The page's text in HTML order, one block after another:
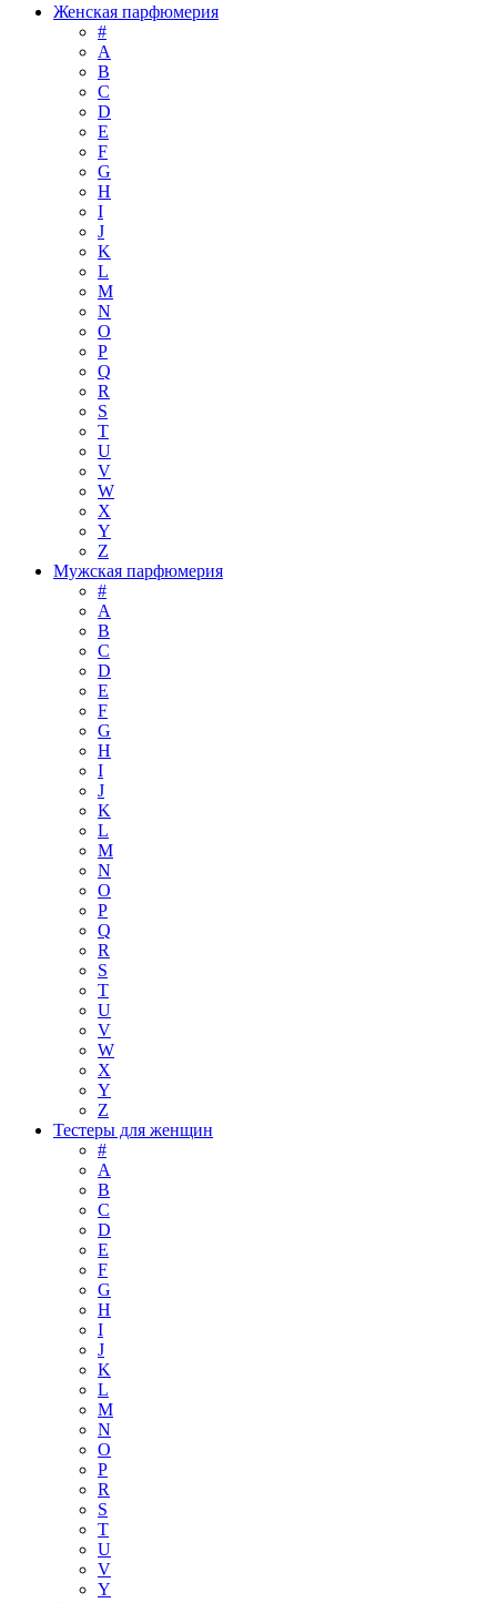
Женская парфюмерия
#
А
B
C
D
E
F
G
H
I
J
K
L
M
N
O
P
Q
R
S
T
U
V
W
X
Y
Z
Мужская парфюмерия
#
A
B
C
D
E
F
G
H
I
J
K
L
M
N
O
P
Q
R
S
T
U
V
W
X
Y
Z
Тестеры для женщин
#
A
B
C
D
E
F
G
H
I
J
K
L
M
N
O
P
R
S
T
U
V
Y